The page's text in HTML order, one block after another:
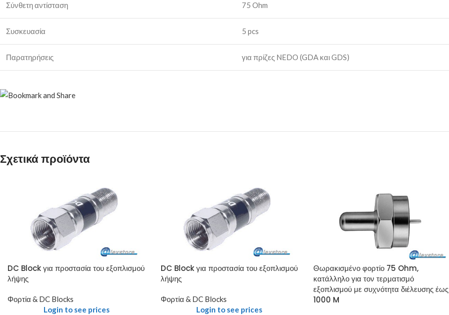
Σύνθετη αντίσταση 75 Ohm
Συσκευασία 5 pcs
Παρατηρήσεις για πρίζες NEDO (GDA και GDS)
Σχετικά προϊόντα
DC Block για προστασία του εξοπλισμού
λήψης
Φορτία & DC Blocks
Login to see prices
DC Block για προστασία του εξοπλισμού
λήψης
Φορτία & DC Blocks
Login to see prices
Θωρακισμένο φορτίο 75 Ohm,
κατάλληλο για τον τερματισμό
εξοπλισμού με συχνότητα διέλευσης έως
1000 M